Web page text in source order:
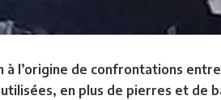
à l’origine de confrontations
en plus de pierres et de